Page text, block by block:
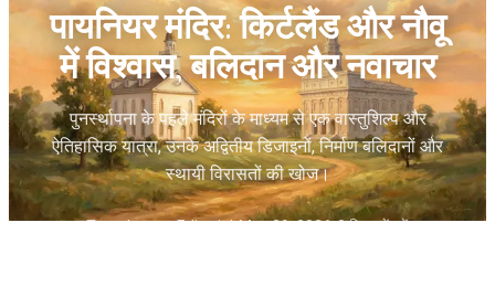
पायनियर मंदिर: किर्टलैंड और नौवू
में विश्वास, बलिदान और नवाचार
पुनर्स्थापना के पहले मंदिरों के माध्यम से एक वास्तुशिल्प और
ऐतिहासिक यात्रा, उनके अद्वितीय डिजाइनों, निर्माण बलिदानों और
स्थायी विरासतों की खोज।
Temples.org Editorial•May 29, 2026•8 मिनट में पढ़ें